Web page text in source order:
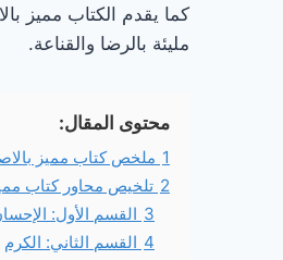
كما يقدم الكتاب مميز
مليئة بالرضا والقناعة.
محتوى المقال:
1 ملخص كتاب مميز
2 تلخيص محاور كتاب
3 القسم الأول:
4 القسم الثاني: الكرم